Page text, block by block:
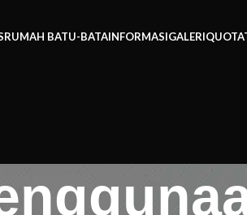
RUMAH BATU-BATAINFORMASIGALERI